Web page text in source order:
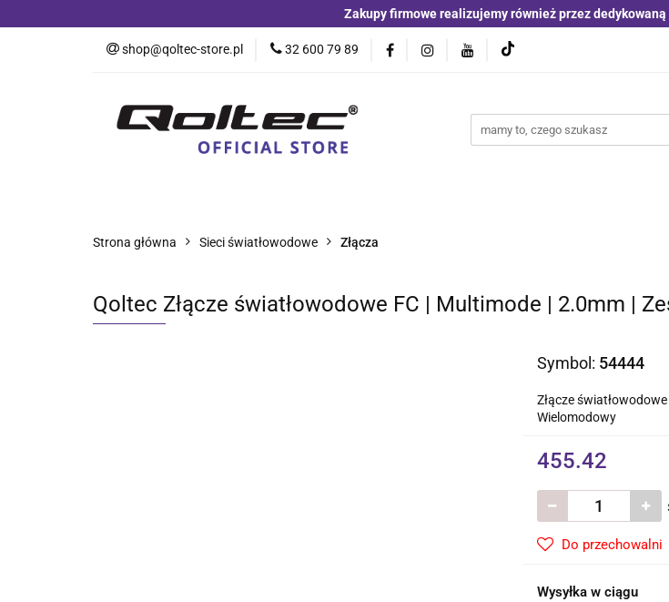
Zakupy firmowe realizujemy również przez
shop@qoltec-store.pl 32 600 79 89
Blog
Kategorie Czujniki i detektory Switche | Ethernet
Strona główna Sieci światłowodowe Złącza
Qoltec Złącze światłowodowe FC | Multimode | 2.0mm |
Symbol: 54444
Złącze
Wielomodowy
455.42
Do przechowalni
Wysyłka w ciągu